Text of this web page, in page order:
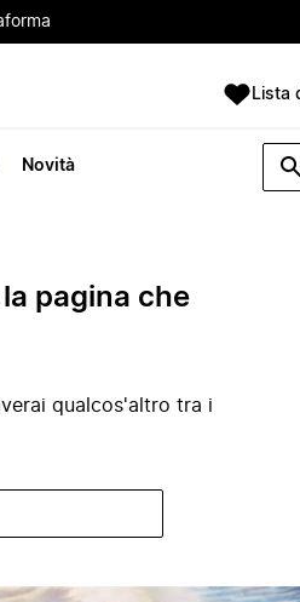
Novità
Lista
pagina che
qualcos'altro tra i